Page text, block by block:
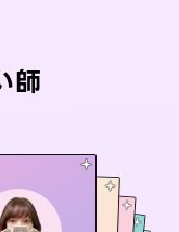
師